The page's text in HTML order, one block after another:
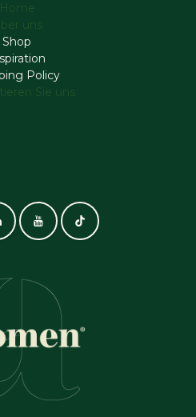
Home
uns
Shop
Policy
Sie uns